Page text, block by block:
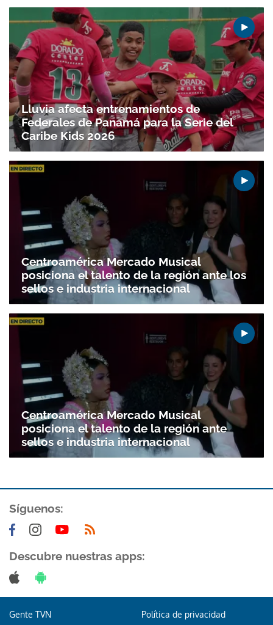
Gracias por suscribirte a nuestro boletín.
ACEPTAR
Lluvia afecta entrenamientos de
Federales de Panamá para la Serie del
Caribe Kids 2026
Centroamérica Mercado Musical
posiciona el talento de la región ante los
sellos e industria internacional
Centroamérica Mercado Musical
posiciona el talento de la región ante
sellos e industria internacional
Síguenos:
Descubre nuestras apps:
Gente TVN Política de privacidad